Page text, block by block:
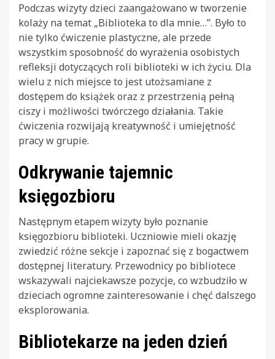
Podczas wizyty dzieci zaangażowano w tworzenie
kolaży na temat „Biblioteka to dla mnie…”. Było to
nie tylko ćwiczenie plastyczne, ale przede
wszystkim sposobność do wyrażenia osobistych
refleksji dotyczących roli biblioteki w ich życiu. Dla
wielu z nich miejsce to jest utożsamiane z
dostępem do książek oraz z przestrzenią pełną
ciszy i możliwości twórczego działania. Takie
ćwiczenia rozwijają kreatywność i umiejętność
pracy w grupie.
Odkrywanie tajemnic
księgozbioru
Następnym etapem wizyty było poznanie
księgozbioru biblioteki. Uczniowie mieli okazję
zwiedzić różne sekcje i zapoznać się z bogactwem
dostępnej literatury. Przewodnicy po bibliotece
wskazywali najciekawsze pozycje, co wzbudziło w
dzieciach ogromne zainteresowanie i chęć dalszego
eksplorowania.
Bibliotekarze na jeden dzień